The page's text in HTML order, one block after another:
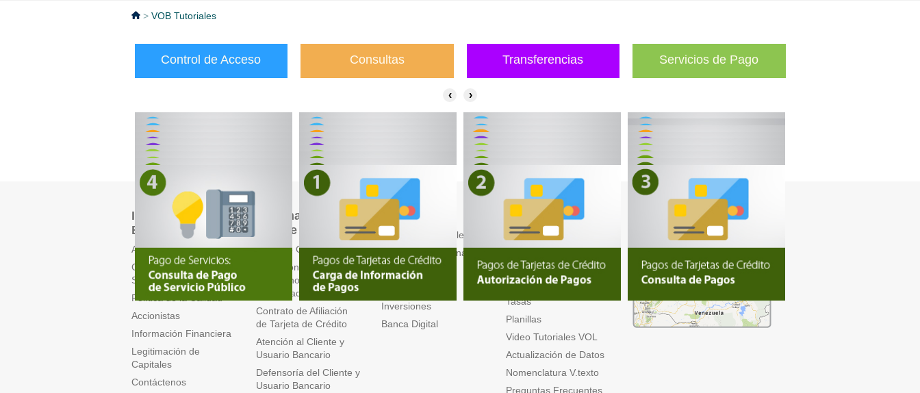
> VOB Tutoriales
Control de Acceso Consultas Transferencias Servicios de Pago
‹ ›
Información del
BVC
Acerca del BVC
Contrato General de
Servicios
Política de la Calidad
Accionistas
Información Financiera
Legitimación de
Capitales
Contáctenos
Información al
Cliente
Tipos de Cambio
Condiciones Generales
y Términos de Uso y
Privacidad
Contrato de Afiliación
de Tarjeta de Crédito
Atención al Cliente y
Usuario Bancario
Defensoría del Cliente y
Usuario Bancario
Productos
Cuentas Personales
Préstamos Personales
Tarjetas
Inversiones
Banca Digital
Centro de Apoyo
Límites
Transaccionales
Boletines
Tarifas
Tasas
Planillas
Video Tutoriales VOL
Actualización de Datos
Nomenclatura V.texto
Preguntas Frecuentes
Oficinas
Comerciales